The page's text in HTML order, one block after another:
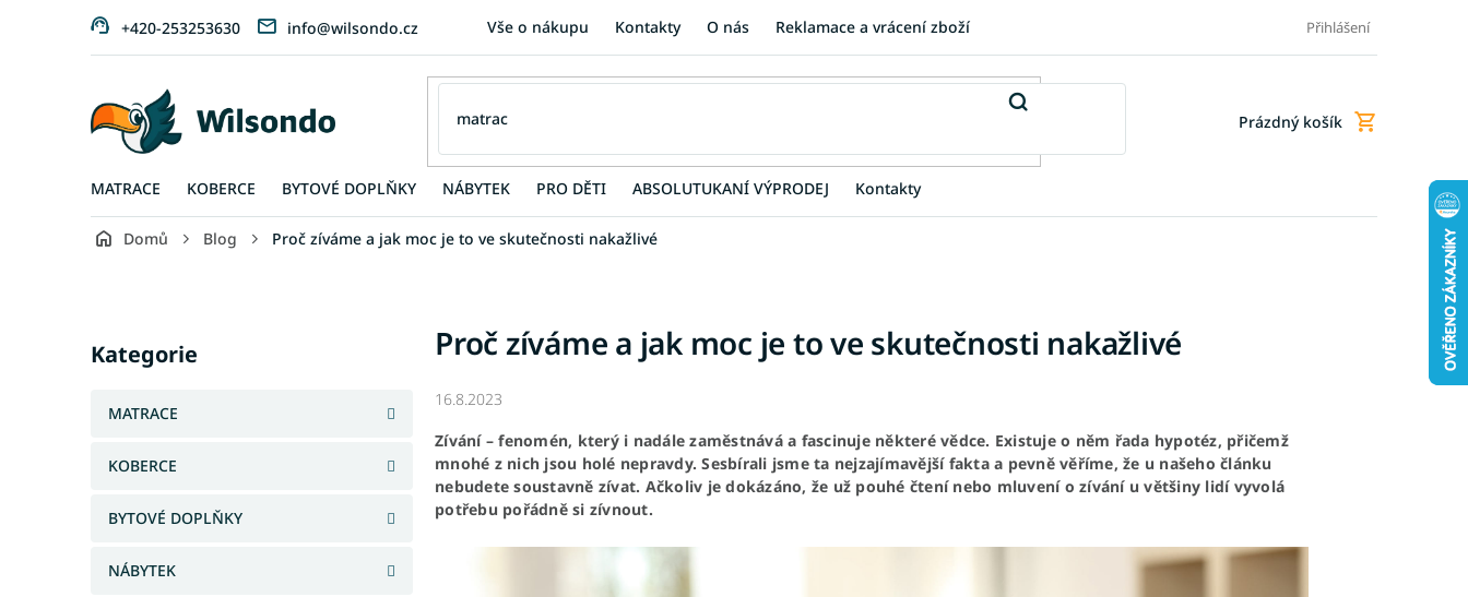
+420-253253630 info@wilsondo.cz Vše o nákupu Kontakty O nás Reklamace a vrácení zboží Obchodní podmínky
Přihlášení
Nákupní
Prázdný košík
MATRACE KOBERCE BYTOVÉ DOPLŇKY NÁBYTEK PRO DĚTI ABSOLUTUKANÍ VÝPRODEJ Kontakty
Domů Blog Proč zíváme a jak moc je to ve skutečnosti nakažlivé
t
r
kategorie
Kategorie
MATRACE
KOBERCE
BYTOVÉ DOPLŇKY
NÁBYTEK
Proč zíváme a jak moc je to ve skutečnosti nakažlivé
16.8.2023
Zívání – fenomén, který i nadále zaměstnává a fascinuje některé vědce. Existuje o něm řada hypotéz, přičemž
mnohé z nich jsou holé nepravdy. Sesbírali jsme ta nejzajímavější fakta a pevně věříme, že u našeho článku
nebudete soustavně zívat. Ačkoliv je dokázáno, že už pouhé čtení nebo mluvení o zívání u většiny lidí vyvolá
potřebu pořádně si zívnout.